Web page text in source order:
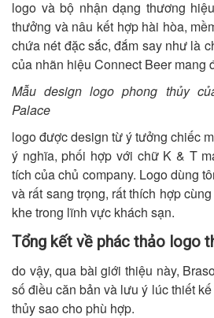
logo và bộ nhận dạng thương
thưởng và nâu kết hợp hài hòa,
chứa nét đặc sắc, đắm say như là
của nhãn hiệu Connect Beer mang
Mẫu design logo phong thủy
Palace
logo được design từ ý tưởng chiếc
ý nghĩa, phối hợp với chữ K & T
tích của chủ company. Logo dùng
và rất sang trọng, rất thích hợp
khe trong lĩnh vực khách sạn.
Tổng kết về phác thảo logo
do vậy, qua bài giới thiệu này,
số điều căn bản và lưu ý lúc thiết
thủy sao cho phù hợp.